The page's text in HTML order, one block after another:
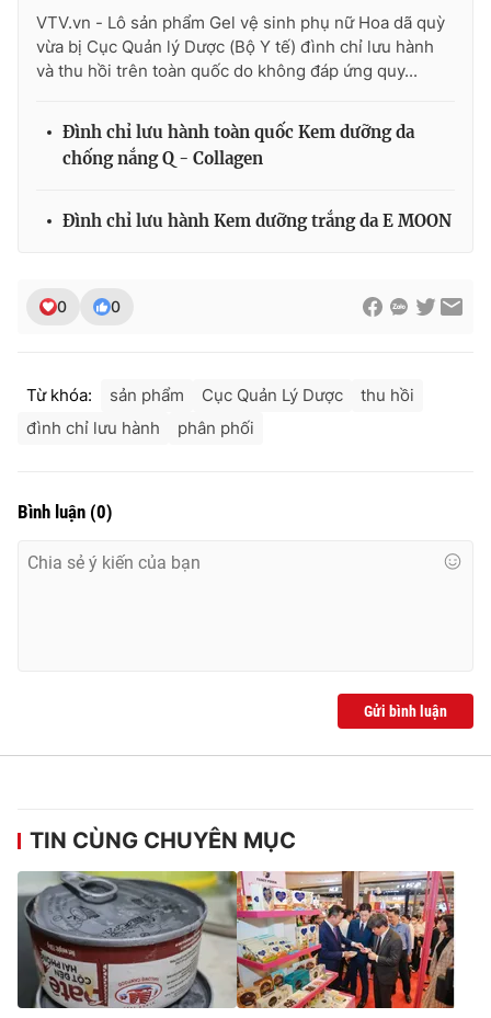
Theo dõi báo trên
Cơ quan báo chí:
Tổng Biên tập:Vũ Thanh Thủy
Phó Tổng Biên tập:
Nguyễn Thị Mỹ Hạnh, Phạm Quốc Thắng,
Ðiện thoại Thời báo VTV:
Liên hệ quảng cáo:024-7300.7108
® Cấm sao chép dưới mọi hình thức nếu không có sự chấp
thuận bằng văn bản. Ghi rõ nguồn VTV.vn khi phát hành lại
thông tin từ website này.
VTV.vn - Lô sản phẩm Gel vệ sinh phụ nữ Hoa dã quỳ
vừa bị Cục Quản lý Dược (Bộ Y tế) đình chỉ lưu hành
và thu hồi trên toàn quốc do không đáp ứng quy...
Đình chỉ lưu hành toàn quốc Kem dưỡng da
chống nắng Q - Collagen
Đình chỉ lưu hành Kem dưỡng trắng da E MOON
0 0
Từ khóa: sản phẩm Cục Quản Lý Dược
thu hồi
đình chỉ lưu hành
phân phối
Bình luận (0)
Gửi bình luận
TIN CÙNG CHUYÊN MỤC